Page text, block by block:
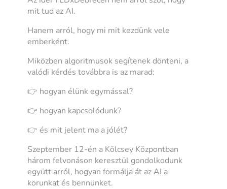
mit tud az AI.
Hanem arról, hogy mi mit kezdünk vele
emberként.
Miközben algoritmusok segítenek dönteni, a
valódi kérdés továbbra is az marad:
👉 hogyan élünk egymással?
👉 hogyan kapcsolódunk?
👉 és mit jelent ma a jólét?
Szeptember 12-én a Kölcsey Központban
három felvonáson keresztül gondolkodunk
együtt arról, hogyan formálja át az AI a
korunkat és bennünket.